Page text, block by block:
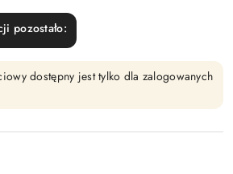
pozostało:
dostępny jest tylko dla zalogowanych